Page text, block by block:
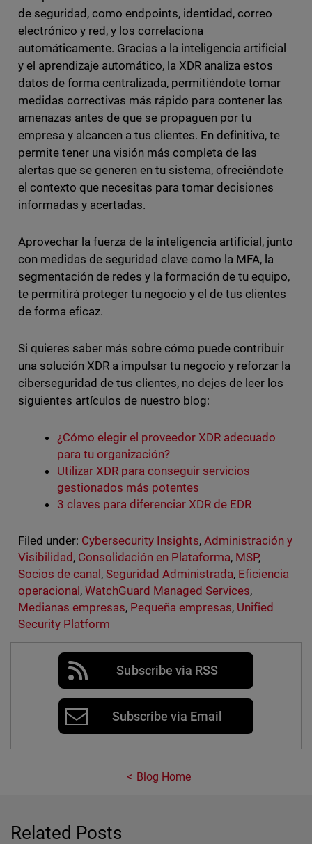
de seguridad, como endpoints, identidad, correo
electrónico y red, y los correlaciona
automáticamente. Gracias a la inteligencia artificial
y el aprendizaje automático, la XDR analiza estos
datos de forma centralizada, permitiéndote tomar
medidas correctivas más rápido para contener las
amenazas antes de que se propaguen por tu
empresa y alcancen a tus clientes. En definitiva, te
permite tener una visión más completa de las
alertas que se generen en tu sistema, ofreciéndote
el contexto que necesitas para tomar decisiones
informadas y acertadas.
Aprovechar la fuerza de la inteligencia artificial, junto
con medidas de seguridad clave como la MFA, la
segmentación de redes y la formación de tu equipo,
te permitirá proteger tu negocio y el de tus clientes
de forma eficaz.
Si quieres saber más sobre cómo puede contribuir
una solución XDR a impulsar tu negocio y reforzar la
ciberseguridad de tus clientes, no dejes de leer los
siguientes artículos de nuestro blog:
¿Cómo elegir el proveedor XDR adecuado
para tu organización?
Utilizar XDR para conseguir servicios
gestionados más potentes
3 claves para diferenciar XDR de EDR
Filed under: Cybersecurity Insights,Administración y
Visibilidad , Consolidación en Plataforma, MSP,
Socios de canal , Seguridad Administrada, Eficiencia
operacional , WatchGuard Managed Services,
Medianas empresas, Pequeña empresas, Unified
Security Platform
Subscribe via RSS
Subscribe via Email
Blog Home
Related Posts